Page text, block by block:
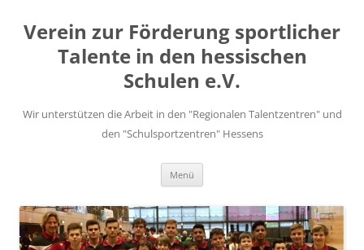
springen
Verein zur Förderung sportlicher
Talente in den hessischen
Schulen e.V.
Wir unterstützen die Arbeit in den "Regionalen Talentzentren" und
den "Schulsportzentren" Hessens
Menü